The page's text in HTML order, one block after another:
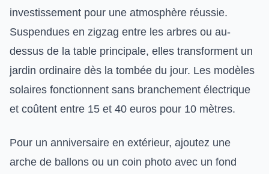
investissement pour une atmosphère réussie.
Suspendues en zigzag entre les arbres ou au-
dessus de la table principale, elles transforment un
jardin ordinaire dès la tombée du jour. Les modèles
solaires fonctionnent sans branchement électrique
et coûtent entre 15 et 40 euros pour 10 mètres.
Pour un anniversaire en extérieur, ajoutez une
arche de ballons ou un coin photo avec un fond